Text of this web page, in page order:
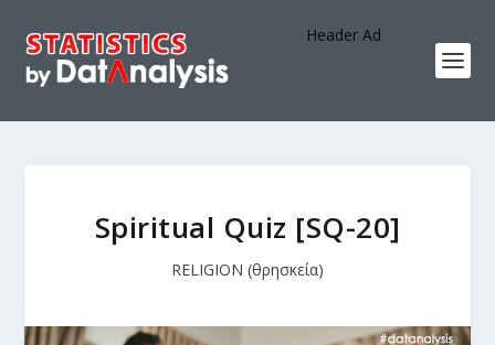
Header Ad
Spiritual Quiz [SQ-20]
RELIGION (θρησκεία)